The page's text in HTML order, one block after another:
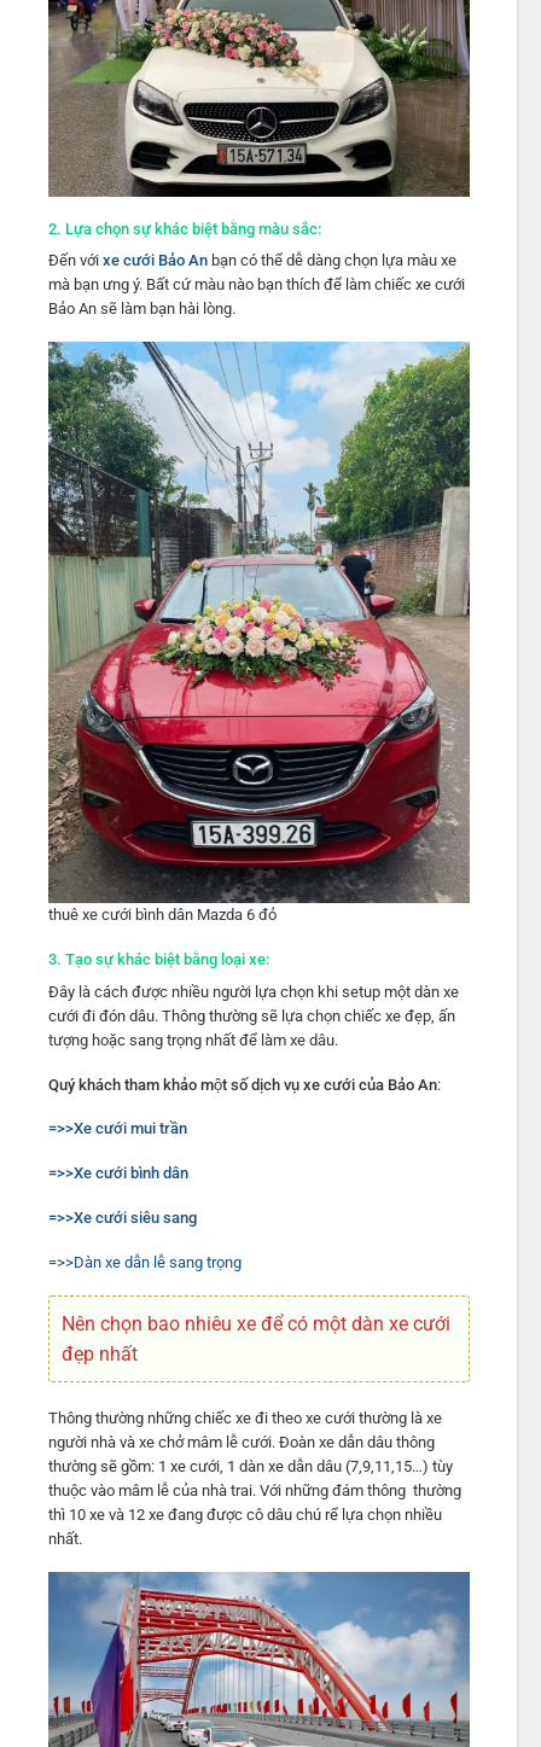
2. Lựa chọn sự khác biệt bằng màu sắc:
Đến với xe cưới Bảo Anbạn có thể dễ dàng chọn lựa màu xe
mà bạn ưng ý. Bất cứ màu nào bạn thích để làm chiếc xe cưới
Bảo An sẽ làm bạn hài lòng.
thuê xe cưới bình dân Mazda 6 đỏ
3. Tạo sự khác biệt bằng loại xe:
Đây là cách được nhiều người lựa chọn khi setup một dàn xe
cưới đi đón dâu. Thông thường sẽ lựa chọn chiếc xe đẹp, ấn
tượng hoặc sang trọng nhất để làm xe dâu.
Quý khách tham khảo một số dịch vụ xe cưới của Bảo An:
=>>Xe cưới mui trần
=>>Xe cưới bình dân
=>>Xe cưới siêu sang
=>>Dàn xe dẫn lễ sang trọng
Nên chọn bao nhiêu xe để có một dàn xe cưới
đẹp nhất
Thông thường những chiếc xe đi theo xe cưới thường là xe
người nhà và xe chở mâm lễ cưới. Đoàn xe dẫn dâu thông
thường sẽ gồm: 1 xe cưới, 1 dàn xe dẫn dâu (7,9,11,15…) tùy
thuộc vào mâm lễ của nhà trai. Với những đám thông thường
thì 10 xe và 12 xe đang được cô dâu chú rể lựa chọn nhiều
nhất.